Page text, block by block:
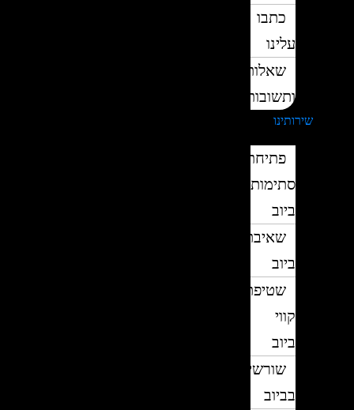
כתבו
עלינו
שאלות
ותשובות
שירותינו
פתיחת
סתימות
ביוב
שאיבת
ביוב
שטיפת
קווי
ביוב
שורשים
בביוב